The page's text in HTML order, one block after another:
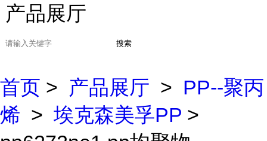
产品展厅
搜索
首页 > 产品展厅 > PP--聚丙
烯 > 埃克森美孚PP >